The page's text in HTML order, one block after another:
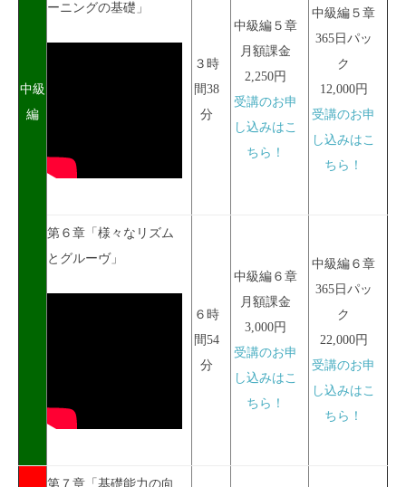
中級
編
ーニングの基礎」
３時
間38
分
中級編５章
月額課金
2,250円
受講のお申
し込みはこ
ちら！
中級編５章
365日パッ
ク
12,000円
受講のお申
し込みはこ
ちら！
第６章「様々なリズム
とグルーヴ」
６時
間54
分
中級編６章
月額課金
3,000円
受講のお申
し込みはこ
ちら！
中級編６章
365日パッ
ク
22,000円
受講のお申
し込みはこ
ちら！
第７章「基礎能力の向